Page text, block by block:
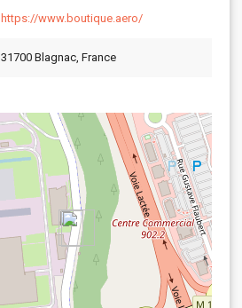
https://www.boutique.aero/
31700 Blagnac, France